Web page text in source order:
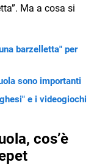
Ma a cosa si
barzelletta" per
sono importanti
e i videogiochi
cos’è